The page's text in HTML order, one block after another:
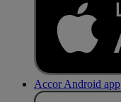
Accor Android app